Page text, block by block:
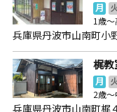
月
1歳
兵庫県丹波市山南町小
梶教
月
2歳
兵庫県丹波市山南町梶